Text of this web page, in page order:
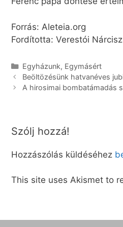
Forrás: Aleteia.org
Fordította: Verestói Nárcisz
Kategória
Egyházunk, Egymásért
Beöltözésünk hatvanéves
A hirosimai bombatámadás
Szólj hozzá!
Hozzászólás küldéséhez
This site uses Akismet to